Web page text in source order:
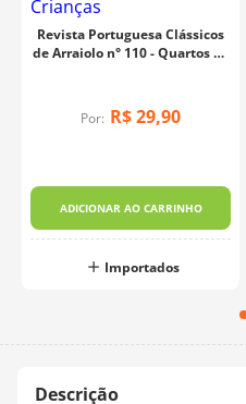
Revista Portuguesa Clássicos
de Arraiolo n° 110 - Quartos de
Por: R$29,90
ADICIONAR AO CARRINHO
Importados